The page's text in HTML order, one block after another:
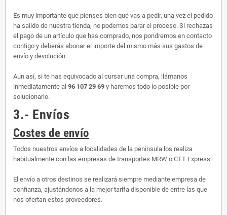
Es muy importante que pienses bien qué vas a pedir, una vez el pedido
ha salido de nuestra tienda, no podemos parar el proceso. Si rechazas
el pago de un artículo que has comprado, nos pondremos en contacto
contigo y deberás abonar el importe del mismo más sus gastos de
envío y devolución.
Aun así, si te has equivocado al cursar una compra, llámanos
inmediatamente al 96 107 29 69 y haremos todo lo posible por
solucionarlo.
3.- Envíos
Costes de envío
Todos nuestros envíos a localidades de la peninsula los realiza
habitualmente con las empresas de transportes MRW o CTT Express.
El envío a otros destinos se realizará siempre mediante empresa de
confianza, ajustándonos a la mejor tarifa disponible de entre las que
nos ofertan estos proveedores.